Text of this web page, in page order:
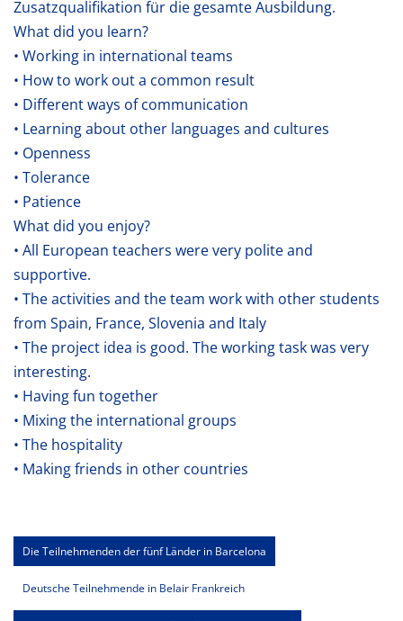
Zusatzqualifikation für die gesamte Ausbildung.
What did you learn?
• Working in international teams
• How to work out a common result
• Different ways of communication
• Learning about other languages and cultures
• Openness
• Tolerance
• Patience
What did you enjoy?
• All European teachers were very polite and
supportive.
• The activities and the team work with other students
from Spain, France, Slovenia and Italy
• The project idea is good. The working task was very
interesting.
• Having fun together
• Mixing the international groups
• The hospitality
• Making friends in other countries
Die Teilnehmenden der fünf Länder in Barcelona
Deutsche Teilnehmende in Belair Frankreich